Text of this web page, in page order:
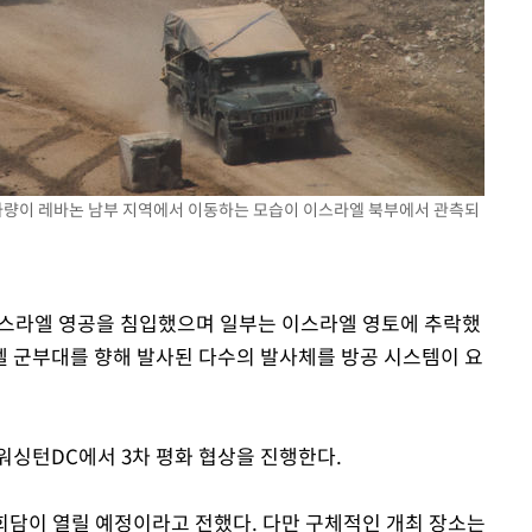
레바논 남부 지역에서 이동하는 모습이 이스라엘 북부에서 관측되
엘 영공을 침입했으며 일부는 이스라엘 영토에 추락했
부대를 향해 발사된 다수의 발사체를 방공 시스템이 요
싱턴DC에서 3차 평화 협상을 진행한다.
이 열릴 예정이라고 전했다. 다만 구체적인 개최 장소는